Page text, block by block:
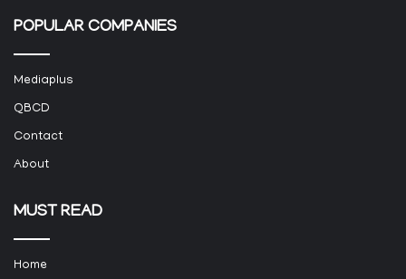
POPULAR COMPANIES
Mediaplus
QBCD
Contact
About
MUST READ
Home